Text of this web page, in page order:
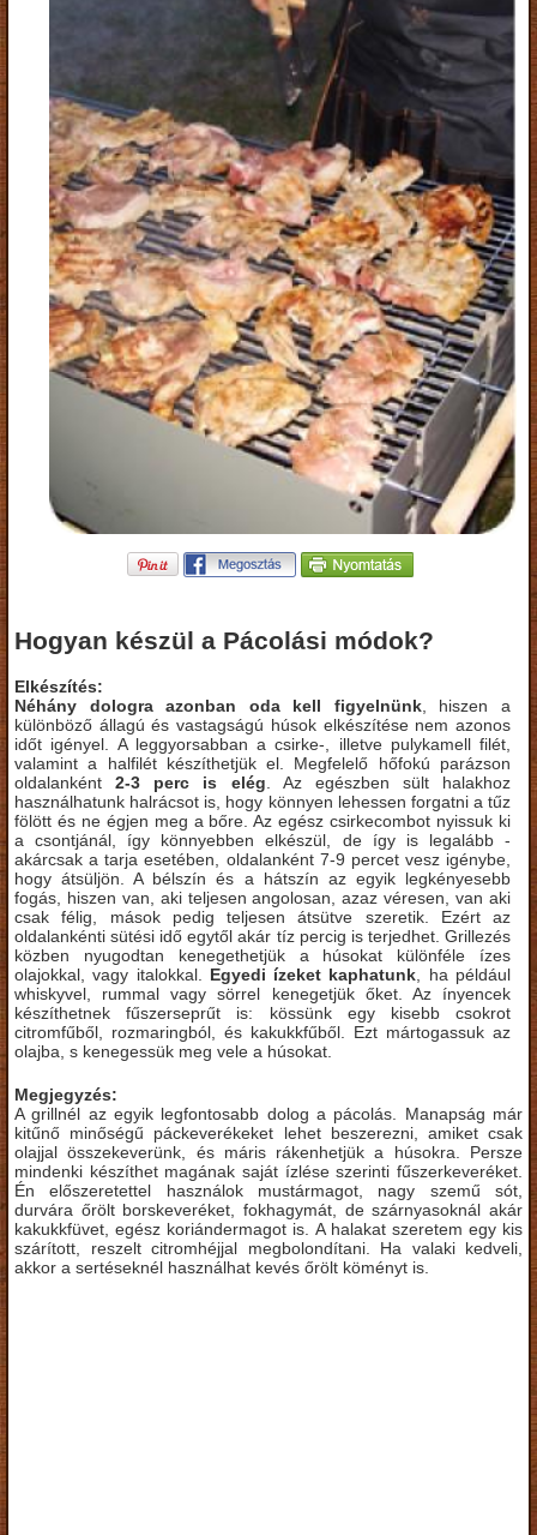
Hogyan készül a Pácolási módok?
Elkészítés:
Néhány dologra azonban oda kell figyelnünk, hiszen a
különböző állagú és vastagságú húsok elkészítése nem azonos
időt igényel. A leggyorsabban a csirke-, illetve pulykamell filét,
valamint a halfilét készíthetjük el. Megfelelő hőfokú parázson
oldalanként2-3 perc is elég . Az egészben sült halakhoz
használhatunk halrácsot is, hogy könnyen lehessen forgatni a tűz
fölött és ne égjen meg a bőre. Az egész csirkecombot nyissuk ki
a csontjánál, így könnyebben elkészül, de így is legalább -
akárcsak a tarja esetében, oldalanként 7-9 percet vesz igénybe,
hogy átsüljön. A bélszín és a hátszín az egyik legkényesebb
fogás, hiszen van, aki teljesen angolosan, azaz véresen, van aki
csak félig, mások pedig teljesen átsütve szeretik. Ezért az
oldalankénti sütési idő egytől akár tíz percig is terjedhet. Grillezés
közben nyugodtan kenegethetjük a húsokat különféle ízes
olajokkal, vagy italokkal. Egyedi ízeket kaphatunk , ha például
whiskyvel, rummal vagy sörrel kenegetjük őket. Az ínyencek
készíthetnek fűszerseprűt is: kössünk egy kisebb csokrot
citromfűből, rozmaringból, és kakukkfűből. Ezt mártogassuk az
olajba, s kenegessük meg vele a húsokat.
Megjegyzés:
A grillnél az egyik legfontosabb dolog a pácolás. Manapság már
kitűnő minőségű páckeverékeket lehet beszerezni, amiket csak
olajjal összekeverünk, és máris rákenhetjük a húsokra. Persze
mindenki készíthet magának saját ízlése szerinti fűszerkeveréket.
Én előszeretettel használok mustármagot, nagy szemű sót,
durvára őrölt borskeveréket, fokhagymát, de szárnyasoknál akár
kakukkfüvet, egész koriándermagot is. A halakat szeretem egy kis
szárított, reszelt citromhéjjal megbolondítani. Ha valaki kedveli,
akkor a sertéseknél használhat kevés őrölt köményt is.